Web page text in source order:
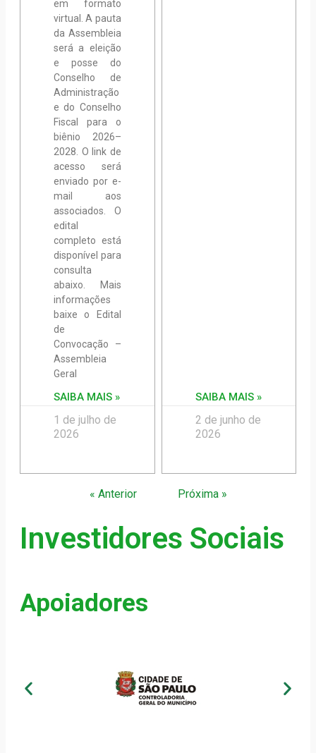
em formato
virtual. A pauta
da Assembleia
será a eleição
e posse do
Conselho de
Administração
e do Conselho
Fiscal para o
biênio 2026–
2028. O link de
acesso será
enviado por e-
mail aos
associados. O
edital
completo está
disponível para
consulta
abaixo. Mais
informações
baixe o Edital
de
Convocação –
Assembleia
Geral
SAIBA MAIS »
1 de julho de
2026
SAIBA MAIS »
2 de junho de
2026
« Anterior Próxima »
Investidores Sociais
Apoiadores